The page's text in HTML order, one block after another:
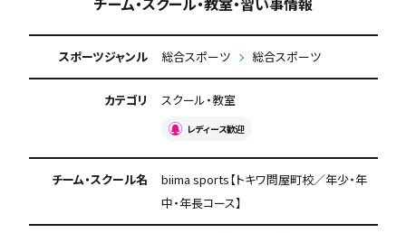
スポーツジャンル 総合スポーツ 総合スポーツ
カテゴリ スクール・教室
レディース歓迎
チーム・スクール名
biima sports【トキワ問屋町校／年少・年
中・年長コース】